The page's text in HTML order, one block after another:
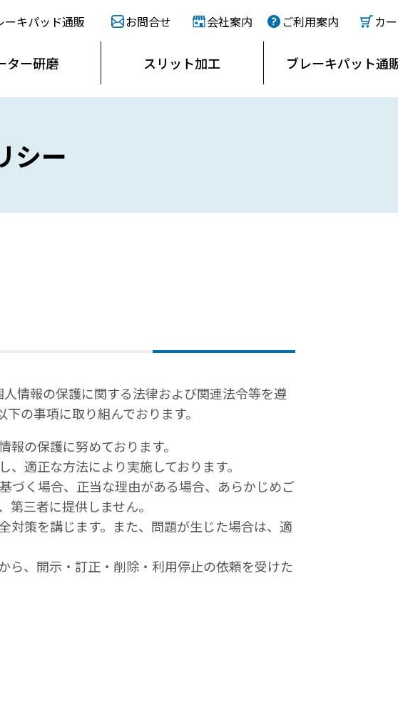
キパッド通販 お問合せ 会社案内 ご利用案内 カ
ター研磨 スリット加工 ブレーキパット通
シー
情報の保護に関する法律および関連法令等を遵
の事項に取り組んでおります。
の保護に努めております。
適正な方法により実施しております。
づく場合、正当な理由がある場合、あらかじめご
三者に提供しません。
対策を講じます。また、問題が生じた場合は、適
ら、開示・訂正・削除・利用停止の依頼を受けた